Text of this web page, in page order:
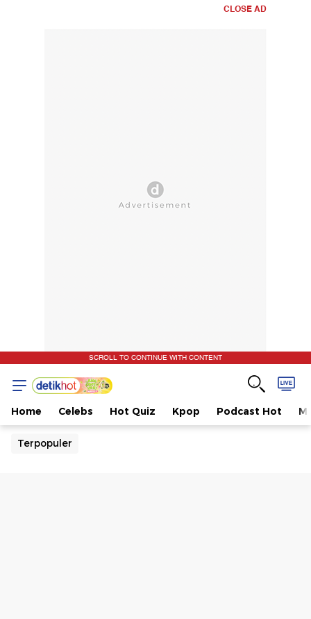
CLOSE AD
SCROLL TO CONTINUE WITH CONTENT
Home Celebs Hot Quiz Kpop Podcast Hot
Terpopuler